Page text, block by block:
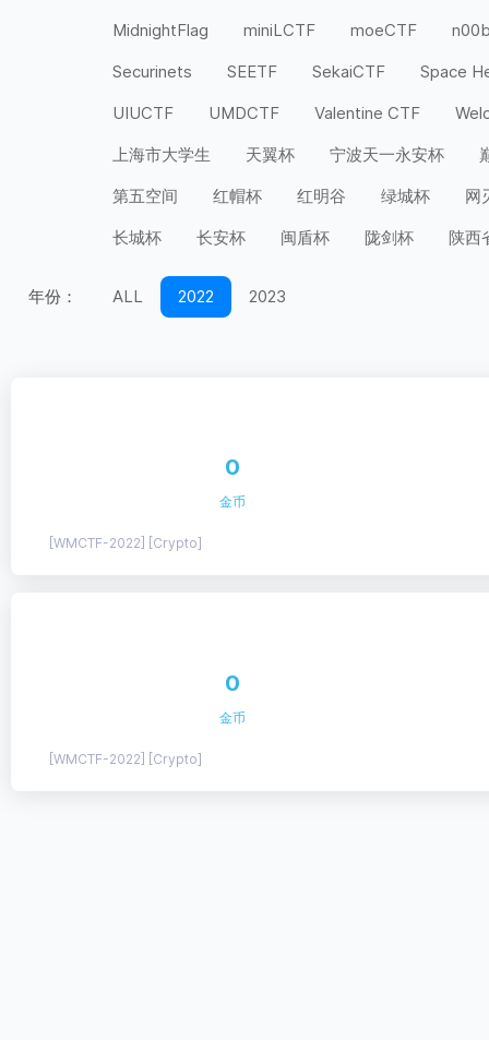
MidnightFlag
miniLCTF moeCTF
Securinets
SEETF SekaiCTF
Space
UIUCTF
UMDCTF Valentine CTF
上海市大学生
天翼杯 宁波天一永安杯
第五空间
红帽杯 红明谷 绿城杯
网
长城杯
长安杯 闽盾杯 陇剑杯 陕西
年份： ALL 2022 2023
0
金币
[WMCTF-2022] [Crypto]
0
金币
[WMCTF-2022] [Crypto]